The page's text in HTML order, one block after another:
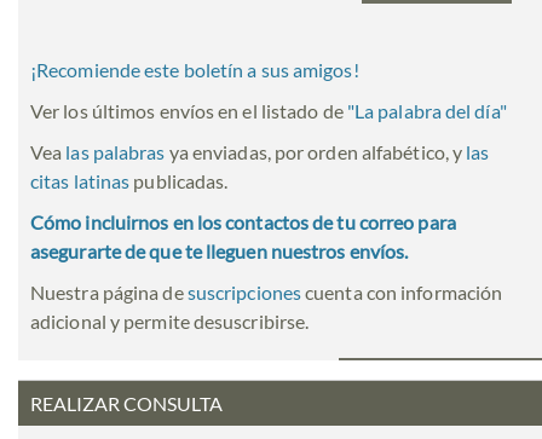
¡Recomiende este boletín a sus amigos!
Ver los últimos envíos en el listado de "La palabra del día"
Vea las palabras ya enviadas, por orden alfabético, y las
citas latinas publicadas.
Cómo incluirnos en los contactos de tu correo para
asegurarte de que te lleguen nuestros envíos.
Nuestra página desuscripcionescuenta con información
adicional y permite desuscribirse.
REALIZAR CONSULTA